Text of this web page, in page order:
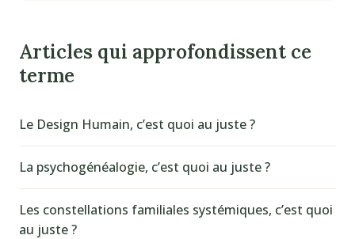
Articles qui approfondissent ce
terme
Le Design Humain, c’est quoi au juste ?
La psychogénéalogie, c’est quoi au juste ?
Les constellations familiales systémiques, c’est quoi
au juste ?